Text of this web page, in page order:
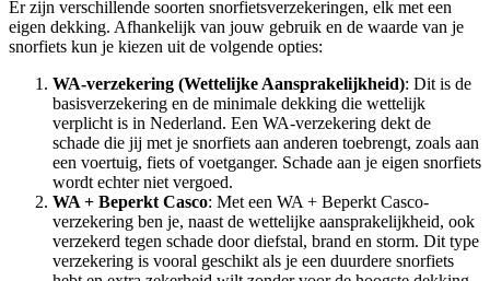
Er zijn verschillende soorten snorfietsverzekeringen, elk met een
eigen dekking. Afhankelijk van jouw gebruik en de waarde van je
snorfiets kun je kiezen uit de volgende opties:
WA-verzekering (Wettelijke Aansprakelijkheid): Dit is de
basisverzekering en de minimale dekking die wettelijk
verplicht is in Nederland. Een WA-verzekering dekt de
schade die jij met je snorfiets aan anderen toebrengt, zoals aan
een voertuig, fiets of voetganger. Schade aan je eigen snorfiets
wordt echter niet vergoed.
WA + Beperkt Casco: Met een WA + Beperkt Casco-
verzekering ben je, naast de wettelijke aansprakelijkheid, ook
verzekerd tegen schade door diefstal, brand en storm. Dit type
verzekering is vooral geschikt als je een duurdere snorfiets